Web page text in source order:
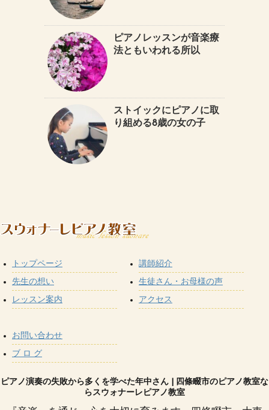
ピアノレッスンが音楽療
法ともいわれる所以
ストイックにピアノに取
り組める8歳の女の子
トップページ
先生の想い
レッスン案内
講師紹介
生徒さん・お母様の声
アクセス
お問い合わせ
ブ ロ グ
ピアノ演奏の失敗から多くを学べた年中さん | 四條畷市のピアノ教室な
らスウォナーレピアノ教室